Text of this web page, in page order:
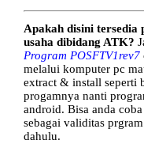
Apakah disini tersedia
usaha dibidang ATK?
Program POSFTV1rev7
melalui komputer pc
extract & install seperti
progamnya nanti
android. Bisa anda
sebagai validitas
dahulu.